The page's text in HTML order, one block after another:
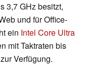
3,7 GHz besitzt,
und für Office-
ein Intel Core Ultra
mit Taktraten bis
Verfügung.